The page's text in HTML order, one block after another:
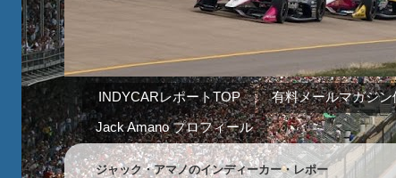
INDYCARレポートTOP 有料メールマガジ
Jack Amano プロフィール
ジャック・アマノのインディーカー・レポー